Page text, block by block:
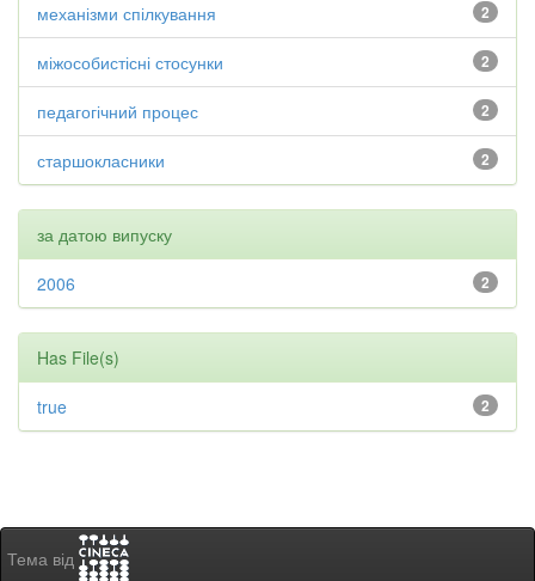
2
механізми спілкування
2
міжособистісні стосунки
2
педагогічний процес
2
старшокласники
за датою випуску
2
2006
Has File(s)
2
true
Тема від